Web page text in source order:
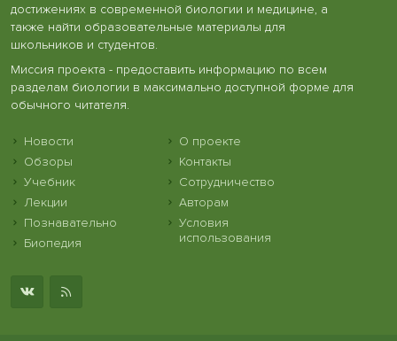
достижениях в современной биологии и медицине, а
также найти образовательные материалы для
школьников и студентов.
Миссия проекта - предоставить информацию по всем
разделам биологии в максимально доступной форме для
обычного читателя.
Новости
Обзоры
Учебник
Лекции
Познавательно
Биопедия
О проекте
Контакты
Сотрудничество
Авторам
Условия
использования